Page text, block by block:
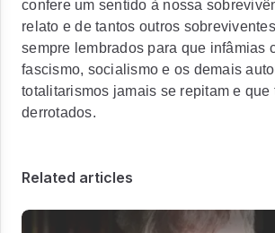
confere um sentido à nossa
relato e de tantos outros
sempre lembrados para que infâmias
fascismo, socialismo e os demais
totalitarismos jamais se repitam e que
derrotados.
Related articles